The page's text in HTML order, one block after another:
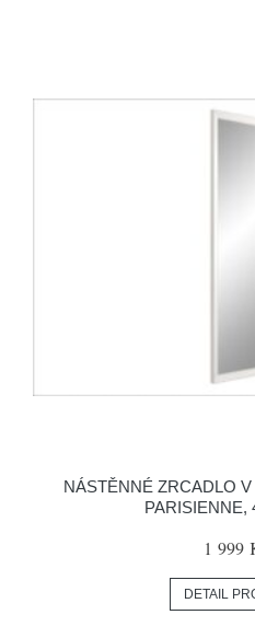
NÁSTĚNNÉ ZRCADLO
PARISIENNE,
1 999
DETAIL